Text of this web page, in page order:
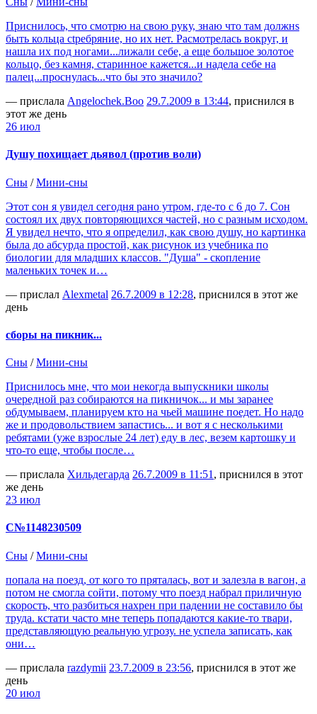
Приснилось, что смотрю на свою руку, знаю что там должнs
быть кольца сtребряние, но их нет. Расмотрелась вокруг, и
нашла их под ногами...лижали себе, а еще большое золотое
кольцо, без камня, старинное кажется...и надела себе на
палец...проснулась...что бы это значило?
— прислала Angelochek.Boo 29.7.2009 в 13:44, приснился в
этот же день
26 июл
Душу похищает дьявол (против воли)
Сны /Мини-сны
Этот сон я увидел сегодня рано утром, где-то с 6 до 7. Сон
состоял их двух повторяющихся частей, но с разным исходом.
Я увидел нечто, что я определил, как свою душу, но картинка
была до абсурда простой, как рисунок из учебника по
биологии для младших классов. "Душа" - скопление
маленьких точек и…
— прислал Alexmetal 26.7.2009 в 12:28, приснился в этот же
день
сборы на пикник...
Сны /Мини-сны
Приснилось мне, что мои некогда выпускники школы
очередной раз собираются на пикничок... и мы заранее
обдумываем, планируем кто на чьей машине поедет. Но надо
же и продовольствием запастись... и вот я с несколькими
ребятами (уже взрослые 24 лет) еду в лес, везем картошку и
что-то еще, чтобы после…
— прислала Хильдегарда 26.7.2009 в 11:51 , приснился в этот
же день
23 июл
С№1148230509
Сны /Мини-сны
попала на поезд, от кого то пряталась, вот и залезла в вагон, а
потом не смогла сойти, потому что поезд набрал приличную
скорость, что разбиться нахрен при падении не составило бы
труда. кстати часто мне теперь попадаются какие-то твари,
представляющую реальную угрозу. не успела записать, как
они…
— прислала razdymii 23.7.2009 в 23:56, приснился в этот же
день
20 июл